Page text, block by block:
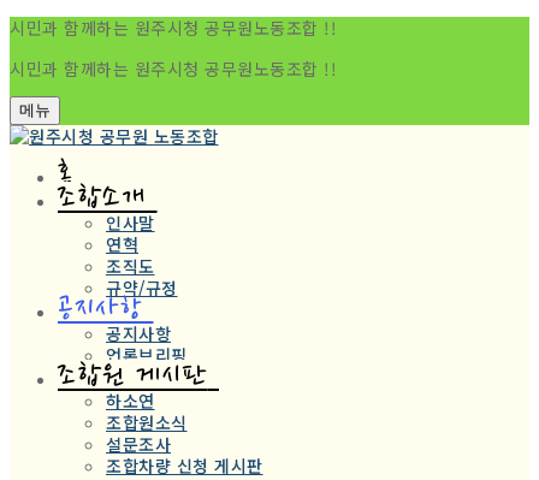
시민과 함께하는 원주시청 공무원노동조합 !!
시민과 함께하는 원주시청 공무원노동조합 !!
메뉴
홈
조합소개
인사말
연혁
조직도
규약/규정
공지사항
공지사항
언론브리핑
조합원 게시판
하소연
조합원소식
설문조사
조합차량 신청 게시판